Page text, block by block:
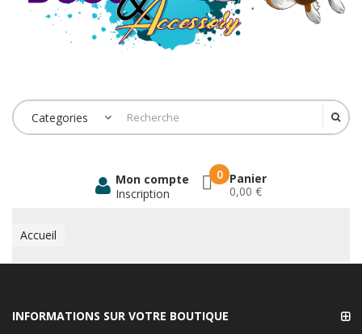
Categories
0 Panier
0,00 €
Mon compte
Inscription
Accueil
INFORMATIONS SUR VOTRE BOUTIQUE